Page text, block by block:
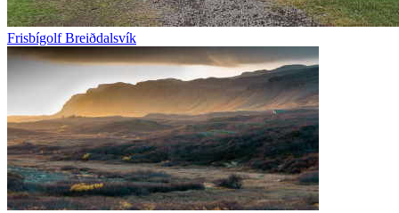
Frisbígolf Breiðdalsvík